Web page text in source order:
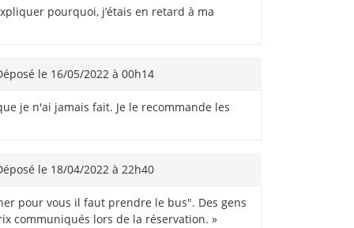
pourquoi, j’étais en retard à ma
le 16/05/2022 à 00h14
je n'ai jamais fait. Je le recommande les
le 18/04/2022 à 22h40
pour vous il faut prendre le bus". Des gens
communiqués lors de la réservation. »